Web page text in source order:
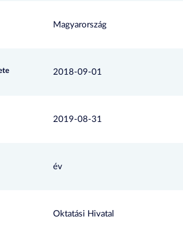
Magyarország
2018-09-01
2019-08-31
év
Oktatási Hivatal